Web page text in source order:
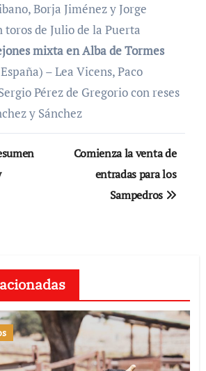
Borja Jiménez y Jorge
de Julio de la Puerta
mixta en Alba de Tormes
– Lea Vicens, Paco
Pérez de Gregorio con reses
y Sánchez
Comienza la venta de
entradas para los
Sampedros